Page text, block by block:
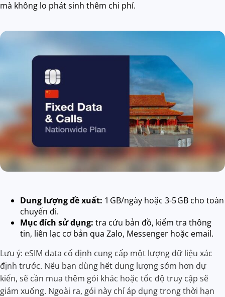
mà không lo phát sinh thêm chi phí.
Dung lượng đề xuất: 1 GB/ngày hoặc 3-5 GB cho toàn
chuyến đi.
Mục đích sử dụng: tra cứu bản đồ, kiểm tra thông
tin, liên lạc cơ bản qua Zalo, Messenger hoặc email.
Lưu ý: eSIM data cố định cung cấp một lượng dữ liệu xác
định trước. Nếu bạn dùng hết dung lượng sớm hơn dự
kiến, sẽ cần mua thêm gói khác hoặc tốc độ truy cập sẽ
giảm xuống. Ngoài ra, gói này chỉ áp dụng trong thời hạn